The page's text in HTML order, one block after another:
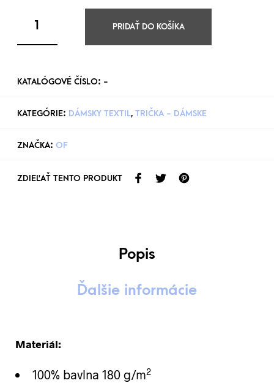
PRIDAŤ DO KOŠÍKA
KATALÓGOVÉ ČÍSLO: -
KATEGÓRIE: DÁMSKY TEXTIL, TRIČKA - DÁMSKE
ZNAČKA: OF
ZDIEĽAŤ TENTO PRODUKT
Popis
Ďalšie informácie
Materiál:
100% bavlna 180 g/m2